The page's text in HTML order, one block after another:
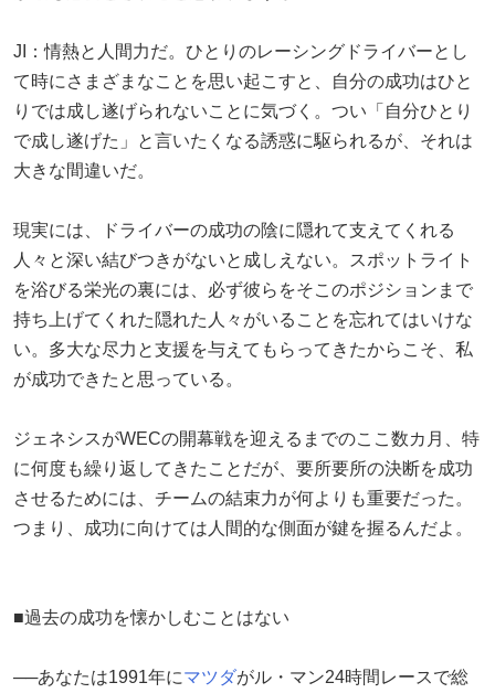
JI：情熱と人間力だ。ひとりのレーシングドライバーとし
て時にさまざまなことを思い起こすと、自分の成功はひと
りでは成し遂げられないことに気づく。つい「自分ひとり
で成し遂げた」と言いたくなる誘惑に駆られるが、それは
大きな間違いだ。
現実には、ドライバーの成功の陰に隠れて支えてくれる
人々と深い結びつきがないと成しえない。スポットライト
を浴びる栄光の裏には、必ず彼らをそこのポジションまで
持ち上げてくれた隠れた人々がいることを忘れてはいけな
い。多大な尽力と支援を与えてもらってきたからこそ、私
が成功できたと思っている。
ジェネシスがWECの開幕戦を迎えるまでのここ数カ月、特
に何度も繰り返してきたことだが、要所要所の決断を成功
させるためには、チームの結束力が何よりも重要だった。
つまり、成功に向けては人間的な側面が鍵を握るんだよ。
■過去の成功を懐かしむことはない
──あなたは1991年にマツダがル・マン24時間レースで総